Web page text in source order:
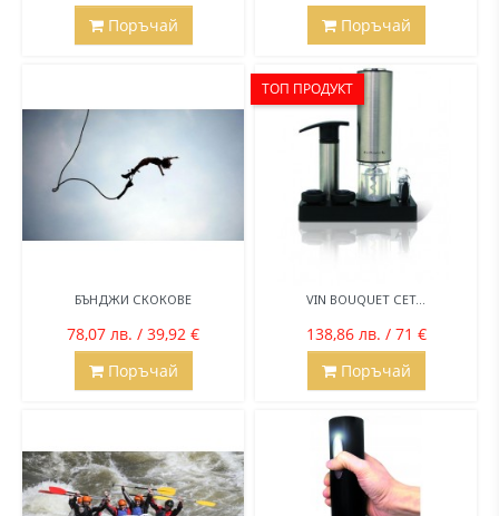
Поръчай
Поръчай
БЪНДЖИ СКОКОВЕ
78,07 лв. / 39,92 €
Поръчай
VIN BOUQUET СЕТ...
138,86 лв. / 71 €
ТОП ПРОДУКТ
Поръчай